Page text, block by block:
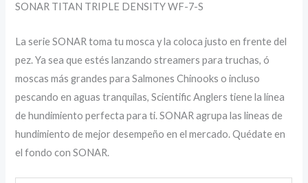
SONAR TITAN TRIPLE DENSITY WF-7-S
La serie SONAR toma tu mosca y la coloca justo en frente del
pez. Ya sea que estés lanzando streamers para truchas, ó
moscas más grandes para Salmones Chinooks o incluso
pescando en aguas tranquilas, Scientific Anglers tiene la línea
de hundimiento perfecta para ti. SONAR agrupa las lineas de
hundimiento de mejor desempeño en el mercado. Quédate en
el fondo con SONAR.